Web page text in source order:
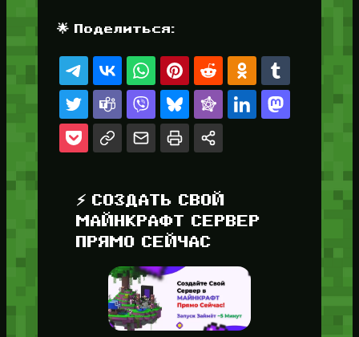
🌟 Поделиться:
⚡ СОЗДАТЬ СВОЙ
МАЙНКРАФТ СЕРВЕР
ПРЯМО СЕЙЧАС